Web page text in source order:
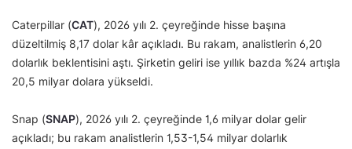
Caterpillar (CAT), 2026 yılı 2. çeyreğinde hisse başına
düzeltilmiş 8,17 dolar kâr açıkladı. Bu rakam, analistlerin 6,20
dolarlık beklentisini aştı. Şirketin geliri ise yıllık bazda %24 artışla
20,5 milyar dolara yükseldi.
Snap (SNAP), 2026 yılı 2. çeyreğinde 1,6 milyar dolar gelir
açıkladı; bu rakam analistlerin 1,53-1,54 milyar dolarlık